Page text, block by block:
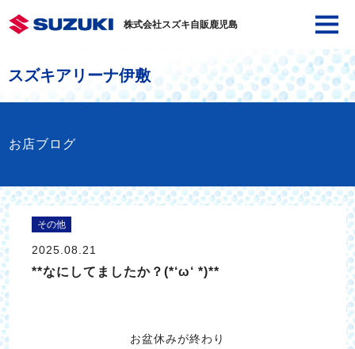
株式会社スズキ自販鹿児島
スズキアリーナ伊敷
お店ブログ
その他
2025.08.21
**なにしてましたか？(*‘ω‘ *)**
お盆休みが終わり